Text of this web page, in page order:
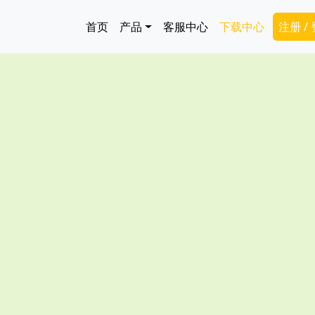
Main navigation
首页 产品 客服中心 下载中心 注册 /